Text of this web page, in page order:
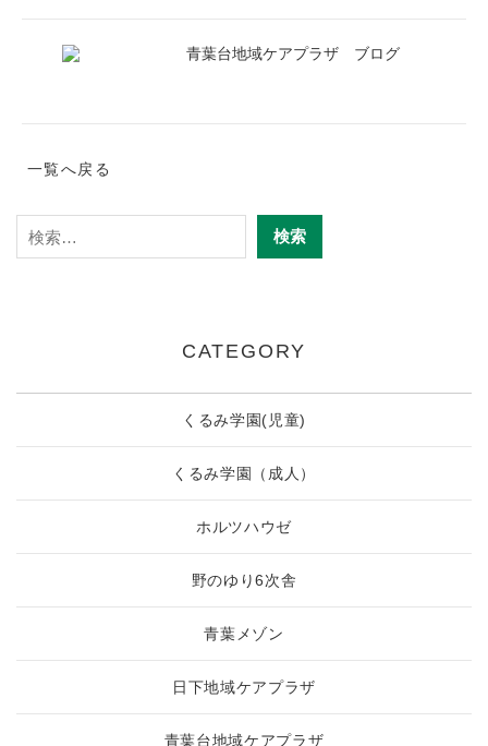
青葉台地域ケアプラザ ブログ
一覧へ戻る
CATEGORY
くるみ学園(児童)
くるみ学園（成人）
ホルツハウゼ
野のゆり6次舎
青葉メゾン
日下地域ケアプラザ
青葉台地域ケアプラザ